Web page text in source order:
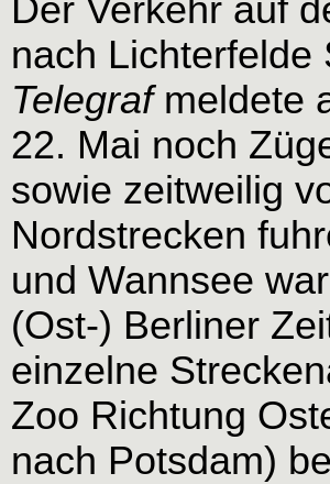
Der Verkehr auf
nach Lichterfelde
Telegrafmeldete
22. Mai noch
sowie zeitweilig
Nordstrecken
und Wannsee
(Ost-) Berliner
einzelne
Zoo Richtung
nach Potsdam)